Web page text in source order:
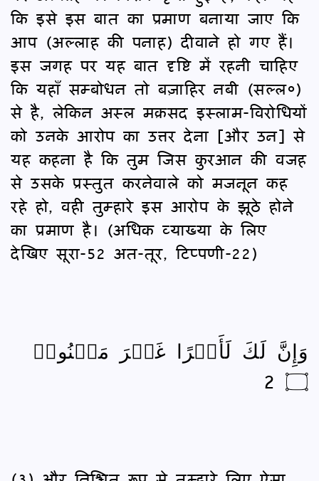
कि इसे इस बात का प्रमाण बनाया जाए कि
आप (अल्लाह की पनाह) दीवाने हो गए हैं।
इस जगह पर यह बात दृष्टि में रहनी चाहिए
कि यहाँ सम्बोधन तो बज़ाहिर नबी (सल्ल०)
से है, लेकिन अस्ल मक़सद इस्लाम-विरोधियों
को उनके आरोप का उत्तर देना [और उन] से
यह कहना है कि तुम जिस कुरआन की वजह
से उसके प्रस्तुत करनेवाले को मजनून कह
रहे हो, वही तुम्हारे इस आरोप के झूठे होने
का प्रमाण है। (अधिक व्याख्या के लिए
देखिए सूरा-52 अत-तूर, टिप्पणी-22)
وَإِنَّ لَكَ لَأَجۡرًا غَيۡرَ مَمۡنُونٖ
۝ 2